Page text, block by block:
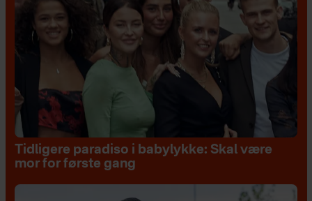
Tidligere paradiso i babylykke: Skal være
mor for første gang